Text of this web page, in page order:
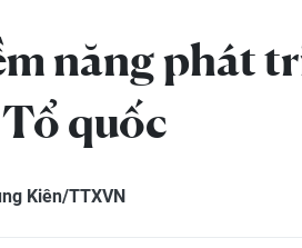
năng phát
quốc
Kiên/TTXVN